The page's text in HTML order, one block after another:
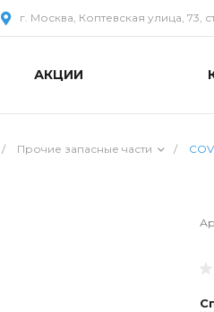
г. Москва, Коптевская улица, 73,
АКЦИИ
/ Прочие запасные части /